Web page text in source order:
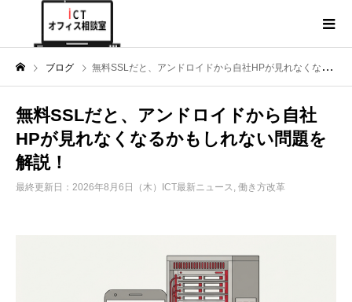
ブログ 無料SSLだと、アンドロイドから自社HPが見れなくなるかもしれない問題を解説！
無料SSLだと、アンドロイドから自社
HPが見れなくなるかもしれない問題を
解説！
最終更新日：2026年8月6日（木） ICT最新ニュース 働き方改革